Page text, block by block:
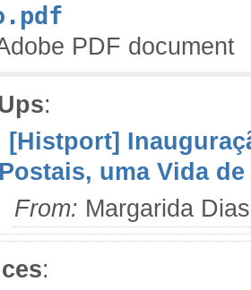
PDF document
:
[Histport]
uma Vida
From: Margarida
: